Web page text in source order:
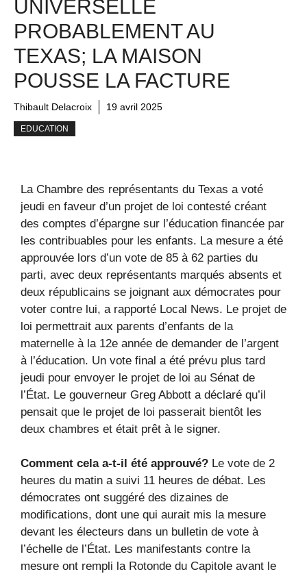
UNIVERSELLE
PROBABLEMENT AU
TEXAS; LA MAISON
POUSSE LA FACTURE
Thibault Delacroix 19 avril 2025
EDUCATION
La Chambre des représentants du Texas a voté
jeudi en faveur d’un projet de loi contesté créant
des comptes d’épargne sur l’éducation financée par
les contribuables pour les enfants. La mesure a été
approuvée lors d’un vote de 85 à 62 parties du
parti, avec deux représentants marqués absents et
deux républicains se joignant aux démocrates pour
voter contre lui, a rapporté Local News. Le projet de
loi permettrait aux parents d’enfants de la
maternelle à la 12e année de demander de l’argent
à l’éducation. Un vote final a été prévu plus tard
jeudi pour envoyer le projet de loi au Sénat de
l’État. Le gouverneur Greg Abbott a déclaré qu’il
pensait que le projet de loi passerait bientôt les
deux chambres et était prêt à le signer.
Comment cela a-t-il été approuvé? Le vote de 2
heures du matin a suivi 11 heures de débat. Les
démocrates ont suggéré des dizaines de
modifications, dont une qui aurait mis la mesure
devant les électeurs dans un bulletin de vote à
l’échelle de l’État. Les manifestants contre la
mesure ont rempli la Rotonde du Capitole avant le